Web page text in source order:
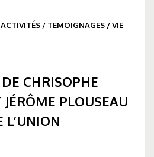
/ TEMOIGNAGES /VIE
CHRISOPHE
PLOUSEAU
L’UNION